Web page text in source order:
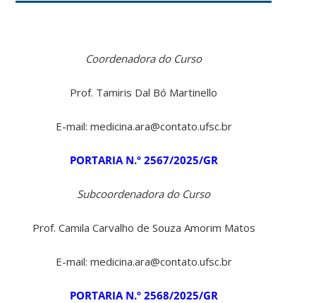
Coordenadora do Curso
Prof. Tamiris Dal Bó Martinello
E-mail: medicina.ara@contato.ufsc.br
PORTARIA N.º 2567/2025/GR
Subcoordenadora do Curso
Prof. Camila Carvalho de Souza Amorim Matos
E-mail: medicina.ara@contato.ufsc.br
PORTARIA N.º 2568/2025/GR